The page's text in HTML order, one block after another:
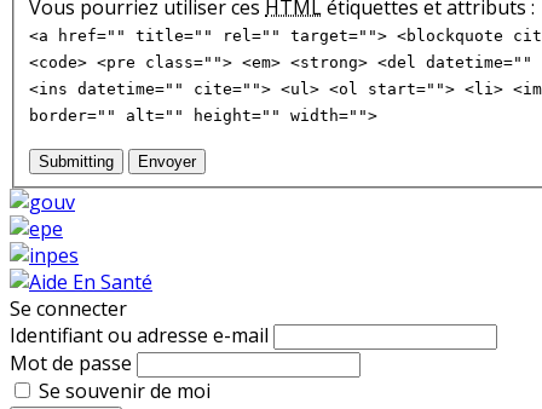
Vous pourriez utiliser ces HTMLétiquettes et attributs :
<a href="" title="" rel="" target=""> <blockquote
<code> <pre class=""> <em> <strong> <del
<ins datetime="" cite=""> <ul> <ol start=""> <li>
border="" alt="" height="" width="">
Submitting Envoyer
Se connecter
Identifiant ou adresse e-mail
Mot de passe
Se souvenir de moi